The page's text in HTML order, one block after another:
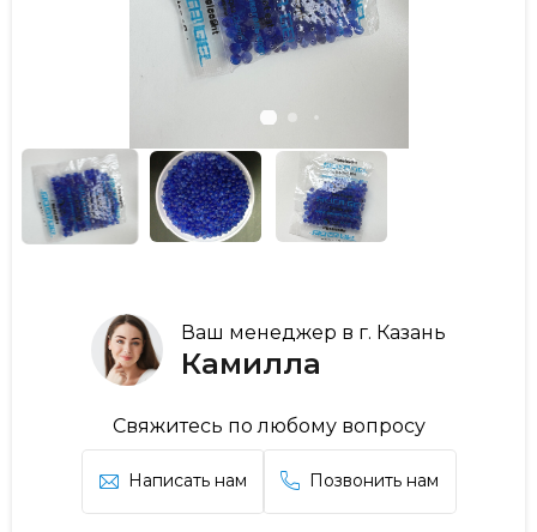
Ваш менеджер в г. Казань
Камилла
Свяжитесь по любому вопросу
Написать нам Позвонить нам